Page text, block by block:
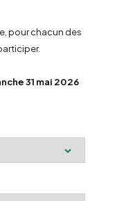
pour chacun des
31 mai 2026